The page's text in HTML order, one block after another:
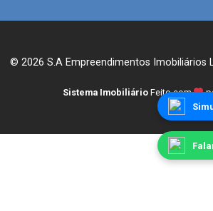
© 2026 S.A Empreendimentos Imobiliários
Sistema Imobiliário Feito com